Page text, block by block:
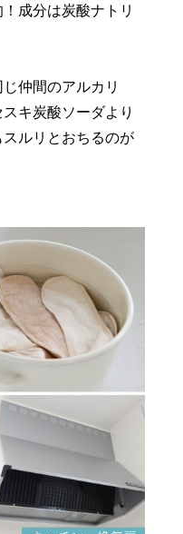
成分は炭酸ナトリ
仲間のアルカリ
キ炭酸ソーダより
ルリとおちるのが